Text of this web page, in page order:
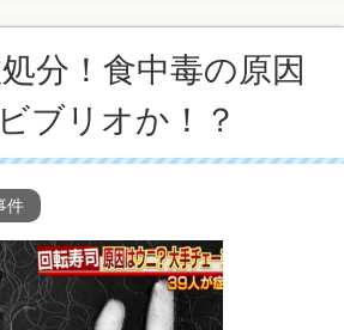
分！食中毒の原因
ブリオか！？
件